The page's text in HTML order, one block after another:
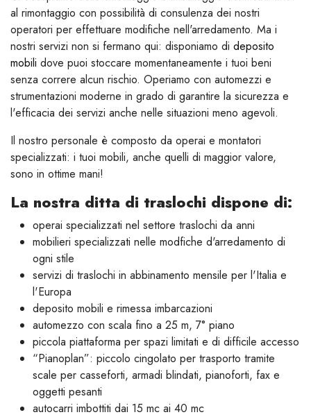
al rimontaggio con possibilità di consulenza dei nostri
operatori per effettuare modifiche nell'arredamento. Ma i
nostri servizi non si fermano qui: disponiamo di deposito
mobili dove puoi stoccare momentaneamente i tuoi beni
senza correre alcun rischio. Operiamo con automezzi e
strumentazioni moderne in grado di garantire la sicurezza e
l'efficacia dei servizi anche nelle situazioni meno agevoli.
Il nostro personale è composto da operai e montatori
specializzati: i tuoi mobili, anche quelli di maggior valore,
sono in ottime mani!
La nostra ditta di traslochi dispone di:
operai specializzati nel settore traslochi da anni
mobilieri specializzati nelle modfiche d'arredamento di
ogni stile
servizi di traslochi in abbinamento mensile per l'Italia e
l'Europa
deposito mobili e rimessa imbarcazioni
automezzo con scala fino a 25 m, 7° piano
piccola piattaforma per spazi limitati e di difficile accesso
“Pianoplan”: piccolo cingolato per trasporto tramite
scale per casseforti, armadi blindati, pianoforti, fax e
oggetti pesanti
autocarri imbottiti dai 15 mc ai 40 mc